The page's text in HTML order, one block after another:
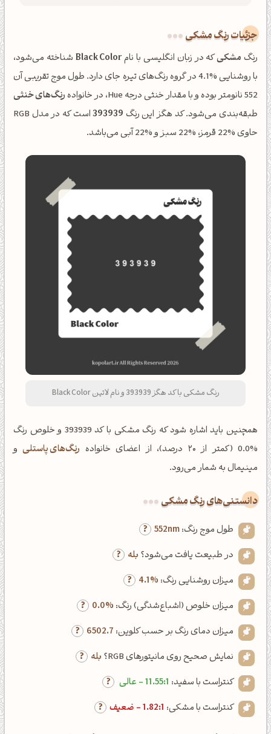
جزئیات رنگ مشکی
رنگ مشکیکه در زبان انگلیسی با نامBlack Color شناخته می‌شود،
با روشنایی %4.1 در گروه رنگ‌های تیره جای دارد. طول موج تقریبی آن
552 نانومتر بوده و با مقدار خنثی درجه Hue، در خانواده
رنگ‌های خنثی
طبقه‌بندی می‌شود. کد هگز این رنگ 393939
است که در مدل RGB
حاوی %22 قرمز، %22 سبز و %22 آبی می‌باشد.
رنگ مشکی با کد هگز 393939 و نام لاتین Black Color
همچنین باید اشاره شود که رنگ مشکی با کد 393939 و خلوص رنگ
%0.0 (کمتر از ۲۰ درصد)، از اعضای خانواده
رنگ‌های پاستلیو
مینیمال به شمار می‌رود.
دانستنی‌های رنگ مشکی
طول موج رنگ:552nm
در طبیعت یافت می‌شود؟ بله
میزان روشنایی رنگ: 4.1%
میزان خلوص (اشباع‌شدگی) رنگ: 0.0%
میزان دمای رنگ بر حسب کلوین: 6502.7
نمایش صحیح روی مانیتورهای RGB؟
بله
کنتراست با سفید: 11.55:1 - عالی
کنتراست با مشکی: 1.82:1 - ضعیف